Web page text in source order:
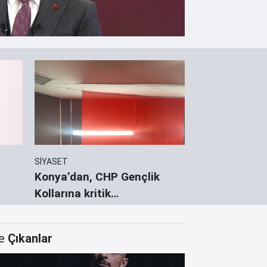
SİYASET
Konya’dan, CHP Gençlik
Kollarına kritik
Çıkanlar